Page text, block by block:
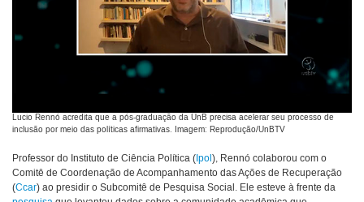
Lucio Rennó acredita que a pós-graduação da UnB precisa acelerar seu processo de
inclusão por meio das políticas afirmativas. Imagem: Reprodução/UnBTV
Professor do Instituto de Ciência Política (Ipol), Rennó colaborou com o
Comitê de Coordenação de Acompanhamento das Ações de Recuperação
(Ccar) ao presidir o Subcomitê de Pesquisa Social. Ele esteve à frente da